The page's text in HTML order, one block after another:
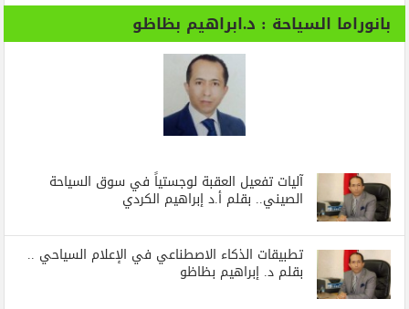
بانوراما السياحة : د.ابراهيم بظاظو
آليات تفعيل العقبة لوجستياً في سوق السياحة
الصيني.. بقلم أ.د إبراهيم الكردي
تطبيقات الذكاء الاصطناعي في الإعلام السياحي ..
بقلم د. إبراهيم بظاظو